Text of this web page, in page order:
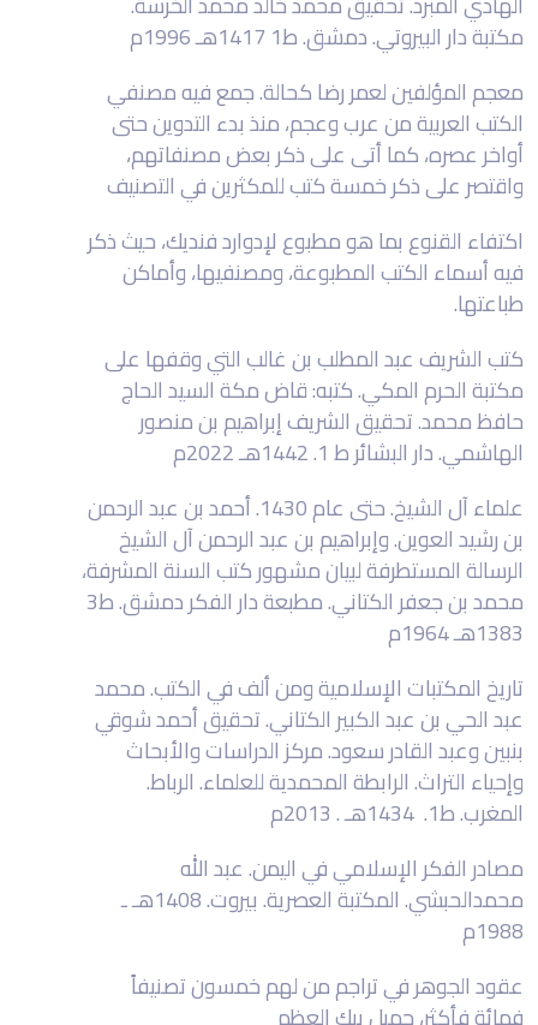
مكتبة دار البيروتي. دمشق. ط1 1417هـ 1996م
معجم المؤلفين لعمر رضا كحالة. جمع فيه مصنفي
الكتب العربية من عرب وعجم، منذ بدء التدوين حتى
أواخر عصره، كما أتى على ذكر بعض مصنفاتهم،
واقتصر على ذكر خمسة كتب للمكثرين في التصنيف
اكتفاء القنوع بما هو مطبوع لإدوارد فنديك، حيث ذكر
فيه أسماء الكتب المطبوعة، ومصنفيها، وأماكن
طباعتها.
كتب الشريف عبد المطلب بن غالب التي وقفها على
مكتبة الحرم المكي. كتبه: قاض مكة السيد الحاج
حافظ محمد. تحقيق الشريف إبراهيم بن منصور
الهاشمي. دار البشائر ط 1. 1442هـ 2022م
علماء آل الشيخ. حتى عام 1430. أحمد بن عبد الرحمن
بن رشيد العوين. وإبراهيم بن عبد الرحمن آل الشيخ
الرسالة المستطرفة لبيان مشهور كتب السنة المشرفة،
محمد بن جعفر الكتاني. مطبعة دار الفكر دمشق. ط3
1383هـ 1964م
تاريخ المكتبات الإسلامية ومن ألف في الكتب. محمد
عبد الحي بن عبد الكبير الكتاني. تحقيق أحمد شوقي
بنبين وعبد القادر سعود. مركز الدراسات والأبحاث
وإحياء التراث. الرابطة المحمدية للعلماء. الرباط.
المغرب. ط1. 1434هـ . 2013م
مصادر الفكر الإسلامي في اليمن. عبد الله
محمدالحبشي. المكتبة العصرية. بيروت. 1408هـ ـ
1988م
عقود الجوهر في تراجم من لهم خمسون تصنيفاً